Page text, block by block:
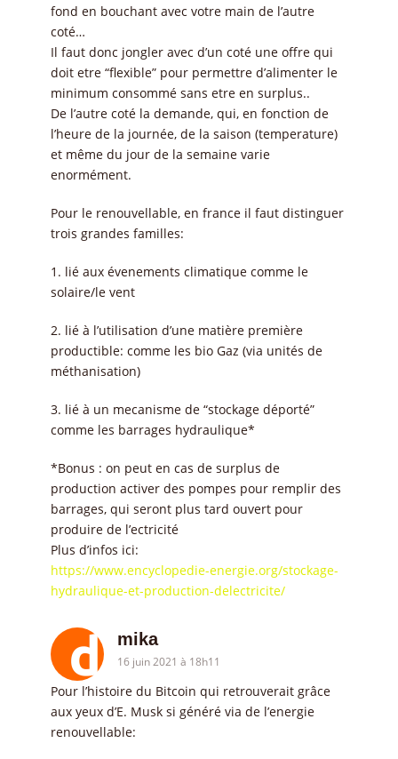
fond en bouchant avec votre main de l’autre
coté…
Il faut donc jongler avec d’un coté une offre qui
doit etre “flexible” pour permettre d’alimenter le
minimum consommé sans etre en surplus..
De l’autre coté la demande, qui, en fonction de
l’heure de la journée, de la saison (temperature)
et même du jour de la semaine varie
enormément.
Pour le renouvellable, en france il faut distinguer
trois grandes familles:
1. lié aux évenements climatique comme le
solaire/le vent
2. lié à l’utilisation d’une matière première
productible: comme les bio Gaz (via unités de
méthanisation)
3. lié à un mecanisme de “stockage déporté”
comme les barrages hydraulique*
*Bonus : on peut en cas de surplus de
production activer des pompes pour remplir des
barrages, qui seront plus tard ouvert pour
produire de l’ectricité
Plus d’infos ici:
https://www.encyclopedie-energie.org/stockage-
hydraulique-et-production-delectricite/
mika
16 juin 2021 à 18h11
Pour l’histoire du Bitcoin qui retrouverait grâce
aux yeux d’E. Musk si généré via de l’energie
renouvellable: